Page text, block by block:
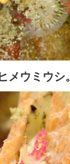
ウミウシ。